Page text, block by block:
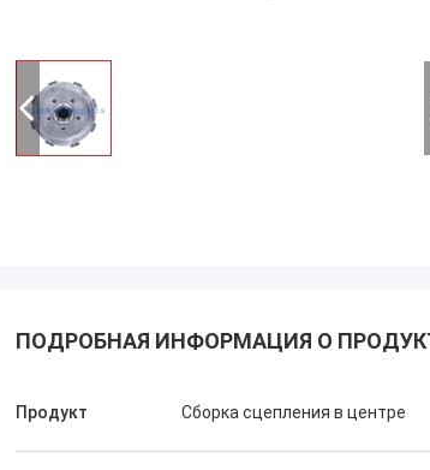
Абдул Вирендер
Наша компания всегда покупает OEM-
ПОДРОБНАЯ ИНФОРМАЦИЯ О
Продукт Сборка сцепления в центре